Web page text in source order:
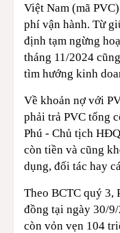
Việt Nam (mã
phí vận hành. Từ
định tạm ngừng
tháng 11/2024
tìm hướng kinh
Về khoản nợ với
phải trả PVC tổng
Phú - Chủ tịch
còn tiền và cũng
dụng, đối tác hay
Theo BCTC quý 3,
đồng tại ngày 30/
còn vỏn vẹn 104